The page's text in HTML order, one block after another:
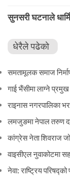
सुनसरी घटनाले
धेरैले पढेको
समतामूलक समाज
गाई भैंसीमा लाग्ने प्रमुख
राइनास नगरपालिका
लमजुङमा नेपाल तरुण
कांग्रेस नेता शिवराज
वाइसीएल नुवाकोटमा
नेवा: राष्ट्रिय